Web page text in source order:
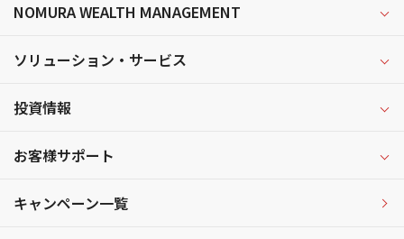
NOMURA WEALTH MANAGEMENT
ソリューション・サービス
投資情報
お客様サポート
キャンペーン一覧